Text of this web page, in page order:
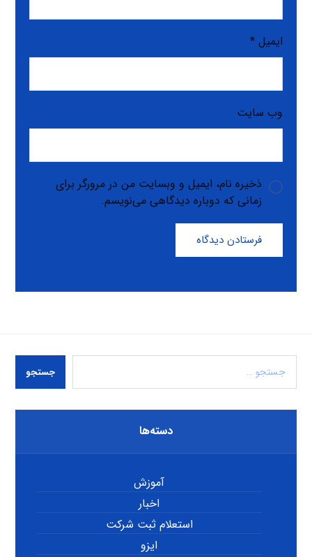
ایمیل*
وب‌ سایت
ذخیره نام، ایمیل و وبسایت من در مرورگر برای
زمانی که دوباره دیدگاهی می‌نویسم.
فرستادن دیدگاه
جستجو
دسته‌ها
آموزش
اخبار
استعلام ثبت شرکت
ایزو